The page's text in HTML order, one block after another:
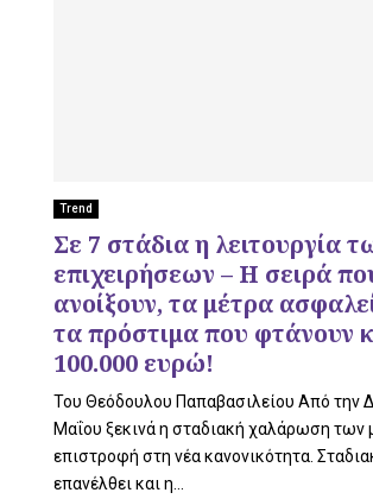
Trend
Σε 7 στάδια η λειτουργία
επιχειρήσεων – Η σειρά
ανοίξουν, τα μέτρα
τα πρόστιμα που φτάνουν
100.000 ευρώ!
Του Θεόδουλου Παπαβασιλείου Από την
Μαΐου ξεκινά η σταδιακή χαλάρωση των
επιστροφή στη νέα κανονικότητα.
επανέλθει και η...